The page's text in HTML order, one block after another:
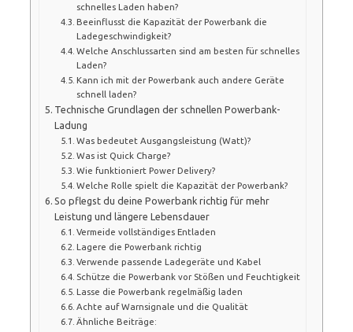
schnelles Laden haben?
Beeinflusst die Kapazität der Powerbank die
Ladegeschwindigkeit?
Welche Anschlussarten sind am besten für schnelles
Laden?
Kann ich mit der Powerbank auch andere Geräte
schnell laden?
Technische Grundlagen der schnellen Powerbank-
Ladung
Was bedeutet Ausgangsleistung (Watt)?
Was ist Quick Charge?
Wie funktioniert Power Delivery?
Welche Rolle spielt die Kapazität der Powerbank?
So pflegst du deine Powerbank richtig für mehr
Leistung und längere Lebensdauer
Vermeide vollständiges Entladen
Lagere die Powerbank richtig
Verwende passende Ladegeräte und Kabel
Schütze die Powerbank vor Stößen und Feuchtigkeit
Lasse die Powerbank regelmäßig laden
Achte auf Warnsignale und die Qualität
Ähnliche Beiträge: